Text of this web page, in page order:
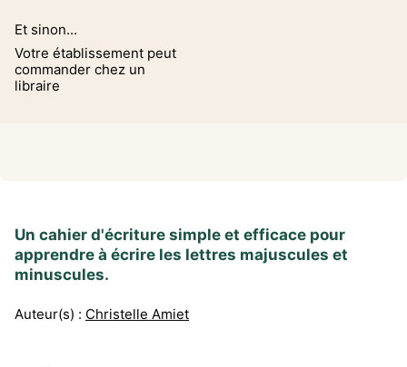
Et sinon...
Votre établissement peut
commander chez un
libraire
Un cahier d'écriture simple et efficace pour
apprendre à écrire les lettres majuscules et
minuscules.
Auteur(s) : Christelle Amiet